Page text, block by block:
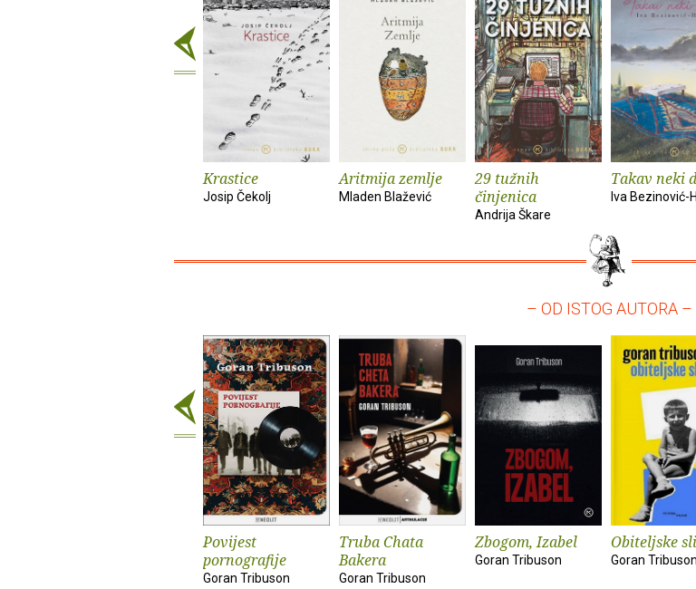
Krastice
Josip Čekolj
Aritmija zemlje
Mladen Blažević
29 tužnih
činjenica
Andrija Škare
Takav neki
Iva Bezinović-
– OD ISTOG AUTORA –
Povijest
pornografije
Goran Tribuson
Truba Chata
Bakera
Goran Tribuson
Zbogom, Izabel
Goran Tribuson
Obiteljske
Goran Tribuson